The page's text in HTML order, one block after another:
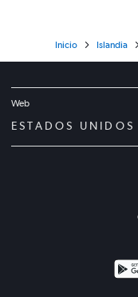
Inicio Islandia
Web
ESTADOS UNIDOS